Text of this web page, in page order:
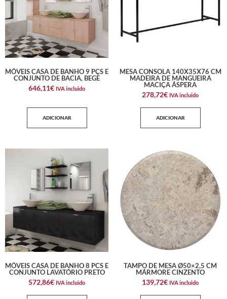
MÓVEIS CASA DE BANHO 9 PÇS E
CONJUNTO DE BACIA, BEGE
646,11€ IVA incluido
ADICIONAR
MESA CONSOLA 140X35X76 CM
MADEIRA DE MANGUEIRA
MACIÇA ÁSPERA
278,72€ IVA incluido
ADICIONAR
MÓVEIS CASA DE BANHO 8 PCS E
CONJUNTO LAVATÓRIO PRETO
572,86€ IVA incluido
TAMPO DE MESA Ø50×2,5 CM
MÁRMORE CINZENTO
139,72€ IVA incluido